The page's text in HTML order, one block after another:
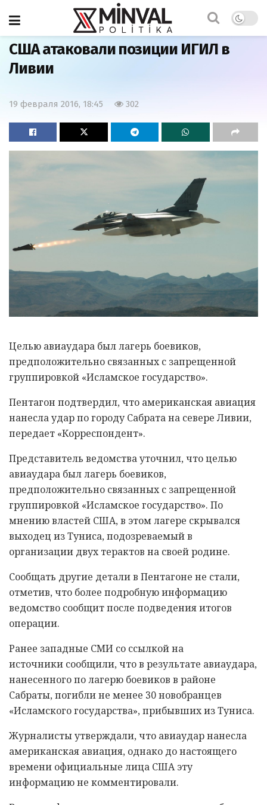
Главная
США атаковали позиции ИГИЛ в
Ливии
19 февраля 2016, 18:45 302
Целью авиаудара был лагерь боевиков,
предположительно связанных с запрещенной
группировкой «Исламское государство».
Пентагон подтвердил, что американская авиация
нанесла удар по городу Сабрата на севере Ливии,
передает «Корреспондент».
Представитель ведомства уточнил, что целью
авиаудара был лагерь боевиков,
предположительно связанных с запрещенной
группировкой «Исламское государство». По
мнению властей США, в этом лагере скрывался
выходец из Туниса, подозреваемый в
организации двух терактов на своей родине.
Сообщать другие детали в Пентагоне не стали,
отметив, что более подробную информацию
ведомство сообщит после подведения итогов
операции.
Ранее западные СМИ со ссылкой на
источники сообщили, что в результате авиаудара,
нанесенного по лагерю боевиков в районе
Сабраты, погибли не менее 30 новобранцев
«Исламского государства», прибывших из Туниса.
Журналисты утверждали, что авиаудар нанесла
американская авиация, однако до настоящего
времени официальные лица США эту
информацию не комментировали.